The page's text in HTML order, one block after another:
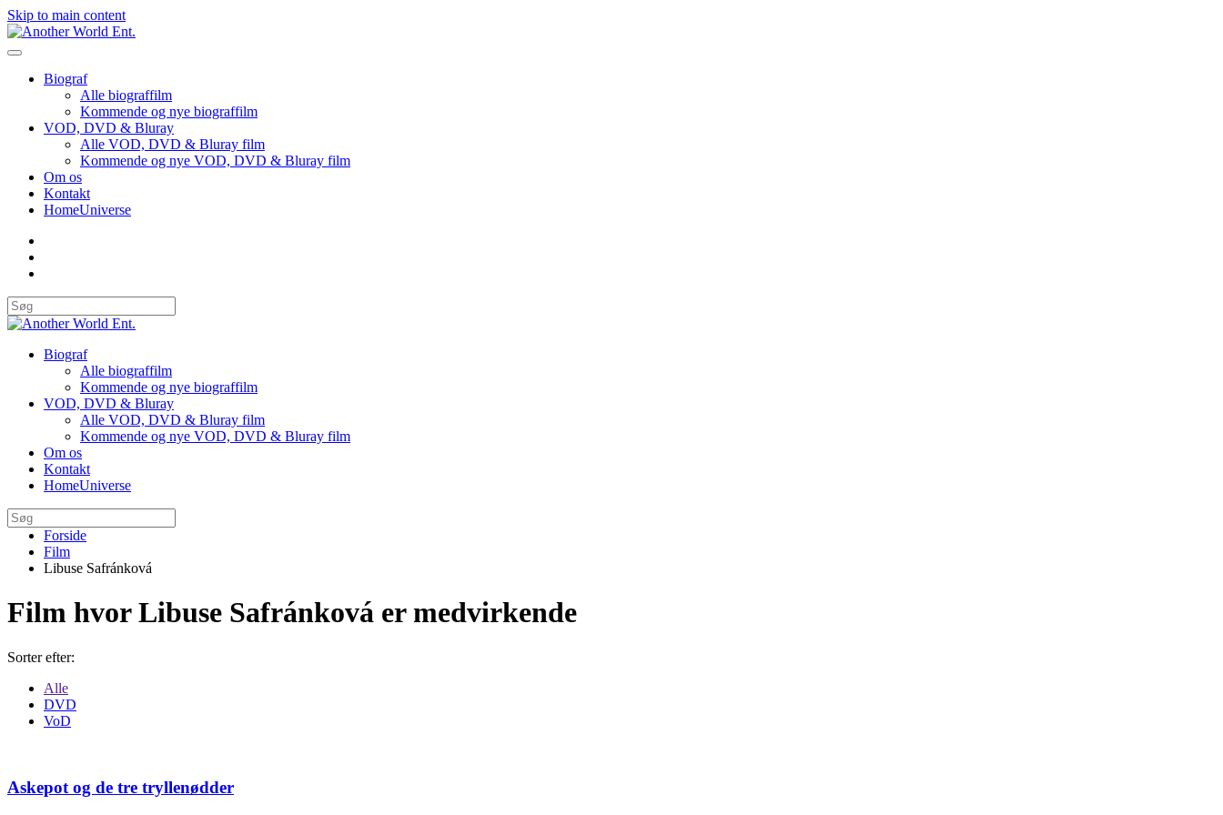
Skip to main content
Biograf
Alle biograffilm
Kommende og nye biograffilm
VOD, DVD & Bluray
Alle VOD, DVD & Bluray film
Kommende og nye VOD, DVD & Bluray film
Om os
Kontakt
HomeUniverse
Biograf
Alle biograffilm
Kommende og nye biograffilm
VOD, DVD & Bluray
Alle VOD, DVD & Bluray film
Kommende og nye VOD, DVD & Bluray film
Om os
Kontakt
HomeUniverse
Forside
Film
Libuse Safránková
Film hvor Libuse Safránková er medvirkende
Sorter efter:
Alle
DVD
VoD
Askepot og de tre tryllenødder